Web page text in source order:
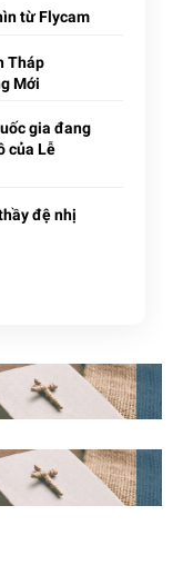
từ Flycam
Tháp
Mới
gia đang
của Lễ
đệ nhị